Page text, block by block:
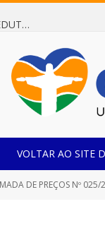
Dispensa de Licitação 078/2026 (AQUISIÇÃO DE AGENTE REDUTOR LÍQUIDO AUTOMOTIVO – ARLA 32, PARA ATENDER A FROTA OFICIAL DE VEÍCULOS DA SECRETARIA MUNICIPAL DE EDUCAÇÃO DO MUNICÍPIO DE CASTANHAL/PA)
VOLTAR AO SITE
DE PREÇOS Nº 025/2022